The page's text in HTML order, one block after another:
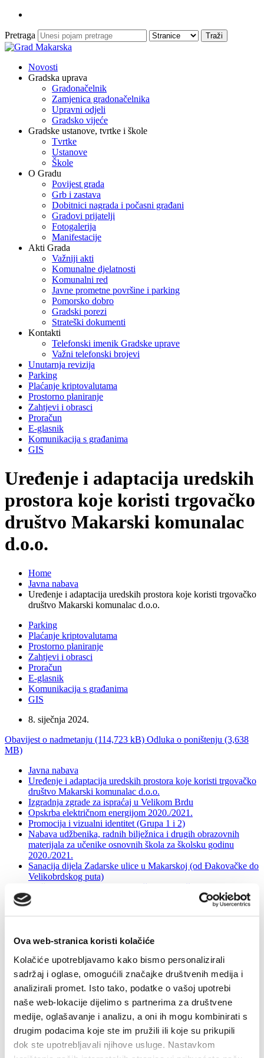
Ova web-stranica koristi kolačiće
Kolačiće upotrebljavamo kako bismo personalizirali
sadržaj i oglase, omogućili značajke društvenih medija i
analizirali promet. Isto tako, podatke o vašoj upotrebi
naše web-lokacije dijelimo s partnerima za društvene
medije, oglašavanje i analizu, a oni ih mogu kombinirati s
drugim podacima koje ste im pružili ili koje su prikupili
dok ste upotrebljavali njihove usluge. Nastavkom
Pretraga
Novosti
Gradska uprava
Gradonačelnik
Zamjenica gradonačelnika
Upravni odjeli
Gradsko vijeće
Gradske ustanove, tvrtke i škole
Tvrtke
Ustanove
Škole
O Gradu
Povijest grada
Grb i zastava
Dobitnici nagrada i počasni građani
Gradovi prijatelji
Fotogalerija
Manifestacije
Akti Grada
Važniji akti
Komunalne djelatnosti
Komunalni red
Javne prometne površine i parking
Pomorsko dobro
Gradski porezi
Strateški dokumenti
Kontakti
Telefonski imenik Gradske uprave
Važni telefonski brojevi
Unutarnja revizija
Parking
Plaćanje kriptovalutama
Prostorno planiranje
Zahtjevi i obrasci
Proračun
E-glasnik
Komunikacija s građanima
GIS
Uređenje i adaptacija uredskih
prostora koje koristi trgovačko
društvo Makarski komunalac
d.o.o.
Home
Javna nabava
Uređenje i adaptacija uredskih prostora koje koristi trgovačko
društvo Makarski komunalac d.o.o.
Parking
Plaćanje kriptovalutama
Prostorno planiranje
Zahtjevi i obrasci
Proračun
E-glasnik
Komunikacija s građanima
GIS
8. siječnja 2024.
Obavijest o nadmetanju (114,723 kB) Odluka o poništenju (3,638
MB)
Javna nabava
Uređenje i adaptacija uredskih prostora koje koristi trgovačko
društvo Makarski komunalac d.o.o.
Izgradnja zgrade za ispraćaj u Velikom Brdu
Opskrba električnom energijom 2020./2021.
Promocija i vizualni identitet (Grupa 1 i 2)
Nabava udžbenika, radnih bilježnica i drugih obrazovnih
materijala za učenike osnovnih škola za školsku godinu
2020./2021.
Sanacija dijela Zadarske ulice u Makarskoj (od Đakovačke do
Velikobrdskog puta)
Pružanje energetske usluge u uštedi električne energije u
javnoj rasvjeti Grada Makarska
Izgradnja dječjeg vrtića i jaslica na Zelenci
Dizajn, produkcija i opremanje stalnog postava, pozornice i
Rekonstrukcija oborinske odvodnje u Vukovarskoj ulici-istok
Sanacija opasnog mjesta D8 u Makarskoj – Križanje D8 sa
Zagrebačkom, Put Požara i Istarskom ulicom
Sanacija opasnog mjesta na D8 na zapadnom ulazu u
Makarsku
Izgradnja prometnice ''OS4'' prema UPU ''Zelenka 2''
Izgradnja ulice Stari Velikobrdski put (od POS-a do Zadarske)
Provođenje mjera energetske obnove zgrade Podtribinskog
prostora GSC-a Makarska
Opskrba eklektričnom energijom 2019/2020